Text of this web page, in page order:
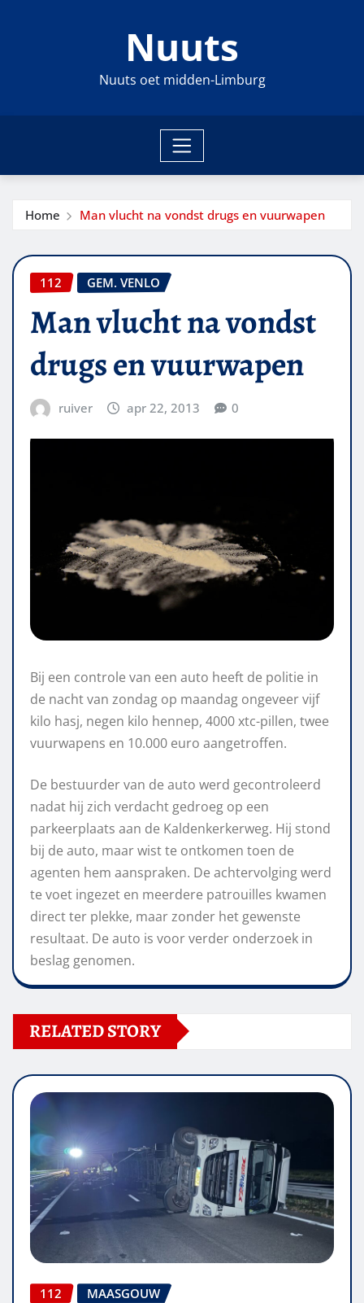
Nuuts
Nuuts oet midden-Limburg
Home Man vlucht na vondst drugs en vuurwapen
112 GEM. VENLO
Man vlucht na vondst
drugs en vuurwapen
ruiver apr 22, 2013 0
Bij een controle van een auto heeft de politie in
de nacht van zondag op maandag ongeveer vijf
kilo hasj, negen kilo hennep, 4000 xtc-pillen, twee
vuurwapens en 10.000 euro aangetroffen.
De bestuurder van de auto werd gecontroleerd
nadat hij zich verdacht gedroeg op een
parkeerplaats aan de Kaldenkerkerweg. Hij stond
bij de auto, maar wist te ontkomen toen de
agenten hem aanspraken. De achtervolging werd
te voet ingezet en meerdere patrouilles kwamen
direct ter plekke, maar zonder het gewenste
resultaat. De auto is voor verder onderzoek in
beslag genomen.
RELATED STORY
112 MAASGOUW